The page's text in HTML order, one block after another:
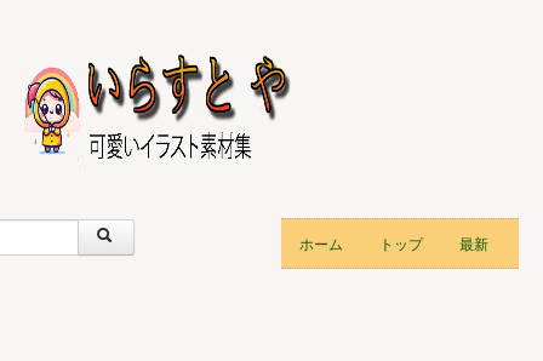
ホーム トップ 最新